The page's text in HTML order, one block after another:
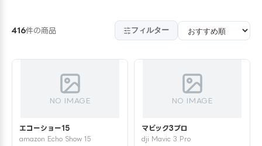
416件の商品 フィルター
NO IMAGE
エコーショー15
amazon Echo Show 15
NO IMAGE
マビック3プロ
dji Mavic 3 Pro